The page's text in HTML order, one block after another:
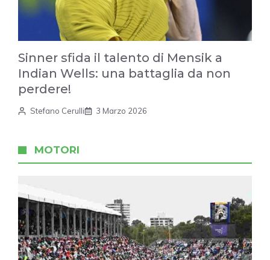
Sinner sfida il talento di Mensik a
Indian Wells: una battaglia da non
perdere!
Stefano Cerulli 3 Marzo 2026
MOTORI